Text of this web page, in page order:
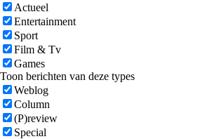
Actueel
Entertainment
Sport
Film & Tv
Games
Toon berichten van deze types
Weblog
Column
(P)review
Special